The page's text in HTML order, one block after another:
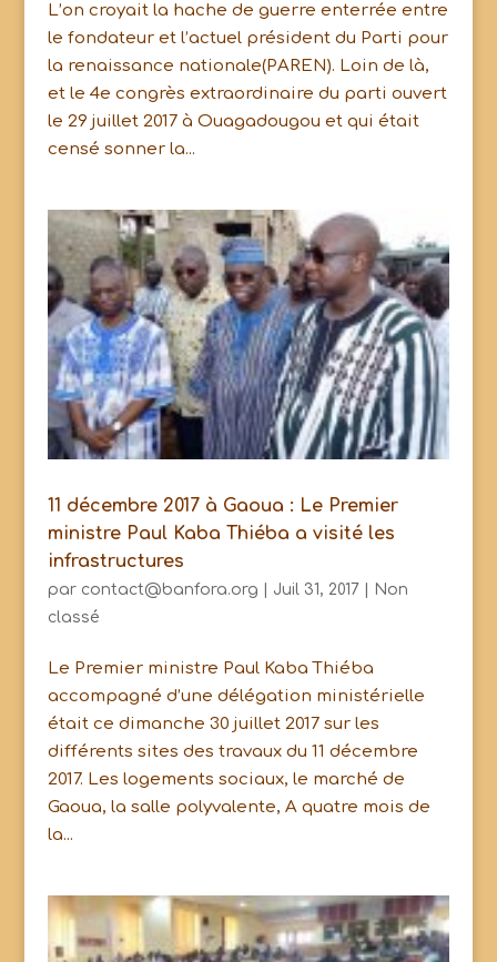
L’on croyait la hache de guerre enterrée entre
le fondateur et l’actuel président du Parti pour
la renaissance nationale(PAREN). Loin de là,
et le 4e congrès extraordinaire du parti ouvert
le 29 juillet 2017 à Ouagadougou et qui était
censé sonner la...
11 décembre 2017 à Gaoua : Le Premier
ministre Paul Kaba Thiéba a visité les
infrastructures
par contact@banfora.org Juil 31, 2017
Non
classé
Le Premier ministre Paul Kaba Thiéba
accompagné d’une délégation ministérielle
était ce dimanche 30 juillet 2017 sur les
différents sites des travaux du 11 décembre
2017. Les logements sociaux, le marché de
Gaoua, la salle polyvalente, A quatre mois de
la...